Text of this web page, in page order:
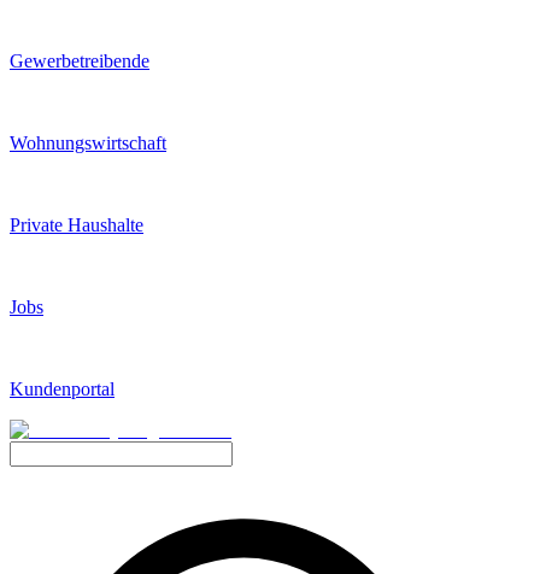
Gewerbetreibende
Wohnungswirtschaft
Private Haushalte
Jobs
Kundenportal